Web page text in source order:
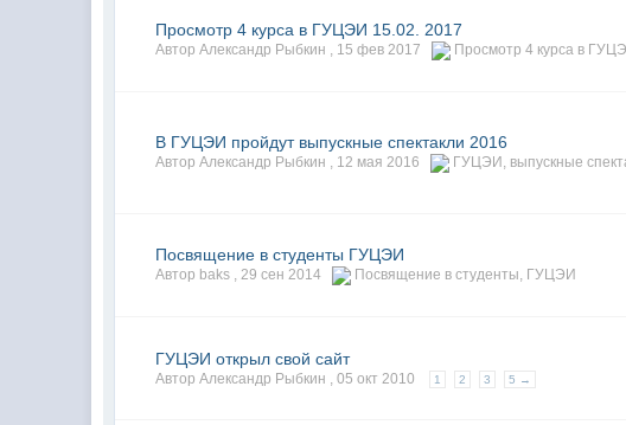
Просмотр 4 курса в ГУЦЭИ 15.02. 2017
Автор Александр Рыбкин , 15 фев 2017 Просмотр 4 курса в
В ГУЦЭИ пройдут выпускные спектакли 2016
Автор Александр Рыбкин , 12 мая 2016 ГУЦЭИ , выпускные
Посвящение в студенты ГУЦЭИ
Автор baks ,29 сен 2014 Посвящение в студенты, ГУЦЭИ
ГУЦЭИ открыл свой сайт
Автор Александр Рыбкин ,05 окт 2010 1 2 3 5 →